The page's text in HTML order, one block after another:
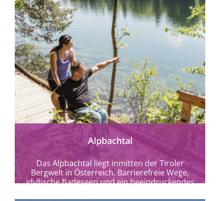
mehr erfahren
Alpbachtal
Das Alpbachtal liegt inmitten der Tiroler
Bergwelt in Österreich. Barrierefreie Wege,
idyllische Badeseen und ein beeindruckendes